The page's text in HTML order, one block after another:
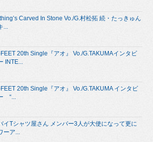
Carved In Stone Vo./G.村松拓 続・たっきゅん
20th Single『アオ』 Vo./G.TAKUMAインタビ
INTE...
20th Single『アオ』 Vo./G.TAKUMA インタビ
“...
イTシャツ屋さん メンバー3人が大使になって更に
ーア...